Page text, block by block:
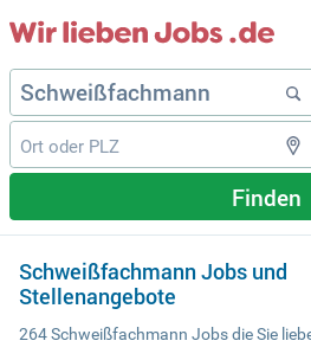
Finden
Schweißfachmann Jobs und
Stellenangebote
264 Schweißfachmann Jobs die Sie